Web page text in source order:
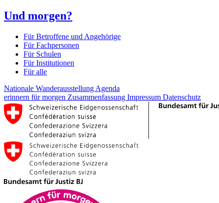
Und morgen?
Für Betroffene und Angehörige
Für Fachpersonen
Für Schulen
Für Institutionen
Für alle
Nationale Wanderausstellung Agenda
erinnern für morgen Zusammenfassung Impressum Datenschutz